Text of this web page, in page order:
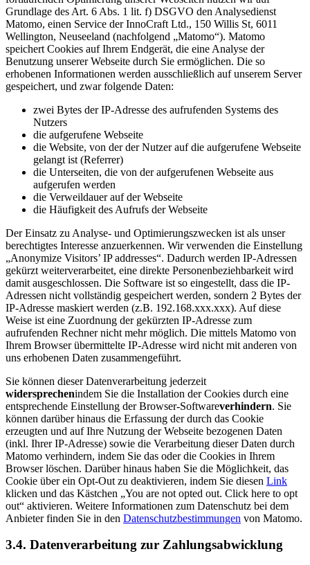
Grundlage des Art. 6 Abs. 1 lit. f) DSGVO den Analysedienst
Matomo, einen Service der InnoCraft Ltd., 150 Willis St, 6011
Wellington, Neuseeland (nachfolgend „Matomo“). Matomo
speichert Cookies auf Ihrem Endgerät, die eine Analyse der
Benutzung unserer Webseite durch Sie ermöglichen. Die so
erhobenen Informationen werden ausschließlich auf unserem Server
gespeichert, und zwar folgende Daten:
zwei Bytes der IP-Adresse des aufrufenden Systems des
Nutzers
die aufgerufene Webseite
die Website, von der der Nutzer auf die aufgerufene Webseite
gelangt ist (Referrer)
die Unterseiten, die von der aufgerufenen Webseite aus
aufgerufen werden
die Verweildauer auf der Webseite
die Häufigkeit des Aufrufs der Webseite
Der Einsatz zu Analyse- und Optimierungszwecken ist als unser
berechtigtes Interesse anzuerkennen. Wir verwenden die Einstellung
„Anonymize Visitors’ IP addresses“. Dadurch werden IP-Adressen
gekürzt weiterverarbeitet, eine direkte Personenbeziehbarkeit wird
damit ausgeschlossen. Die Software ist so eingestellt, dass die IP-
Adressen nicht vollständig gespeichert werden, sondern 2 Bytes der
IP-Adresse maskiert werden (z.B. 192.168.xxx.xxx). Auf diese
Weise ist eine Zuordnung der gekürzten IP-Adresse zum
aufrufenden Rechner nicht mehr möglich. Die mittels Matomo von
Ihrem Browser übermittelte IP-Adresse wird nicht mit anderen von
uns erhobenen Daten zusammengeführt.
Sie können dieser Datenverarbeitung jederzeit
widersprechenindem Sie die Installation der Cookies durch eine
entsprechende Einstellung der Browser-Softwareverhindern. Sie
können darüber hinaus die Erfassung der durch das Cookie
erzeugten und auf Ihre Nutzung der Webseite bezogenen Daten
(inkl. Ihrer IP-Adresse) sowie die Verarbeitung dieser Daten durch
Matomo verhindern, indem Sie das oder die Cookies in Ihrem
Browser löschen. Darüber hinaus haben Sie die Möglichkeit, das
Cookie über ein Opt-Out zu deaktivieren, indem Sie diesen Link
klicken und das Kästchen „You are not opted out. Click here to opt
out“ aktivieren. Weitere Informationen zum Datenschutz bei dem
Anbieter finden Sie in den Datenschutzbestimmungen von Matomo.
3.4. Datenverarbeitung zur Zahlungsabwicklung